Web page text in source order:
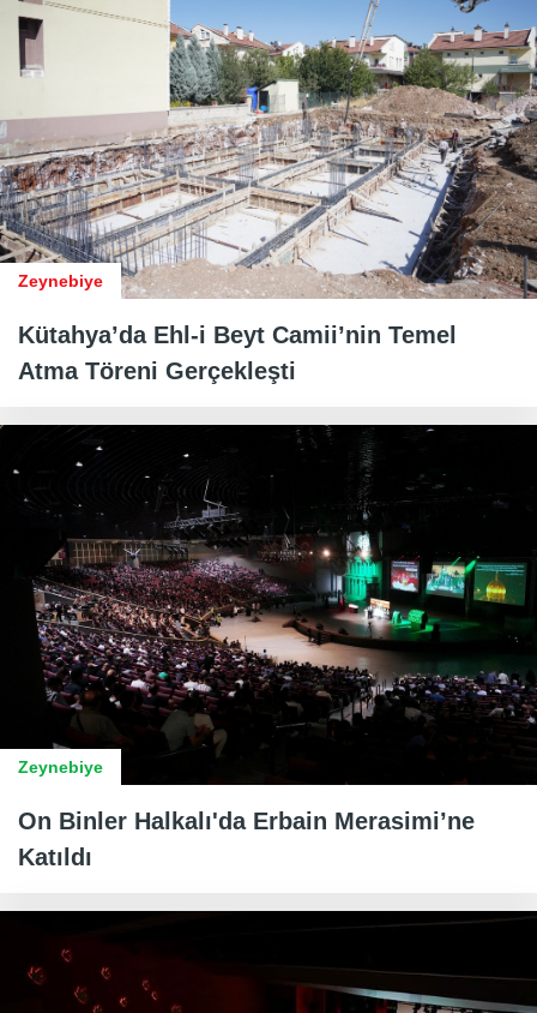
Zeynebiye
Kütahya’da Ehl-i Beyt Camii’nin Temel
Atma Töreni Gerçekleşti
Zeynebiye
On Binler Halkalı'da Erbain Merasimi’ne
Katıldı